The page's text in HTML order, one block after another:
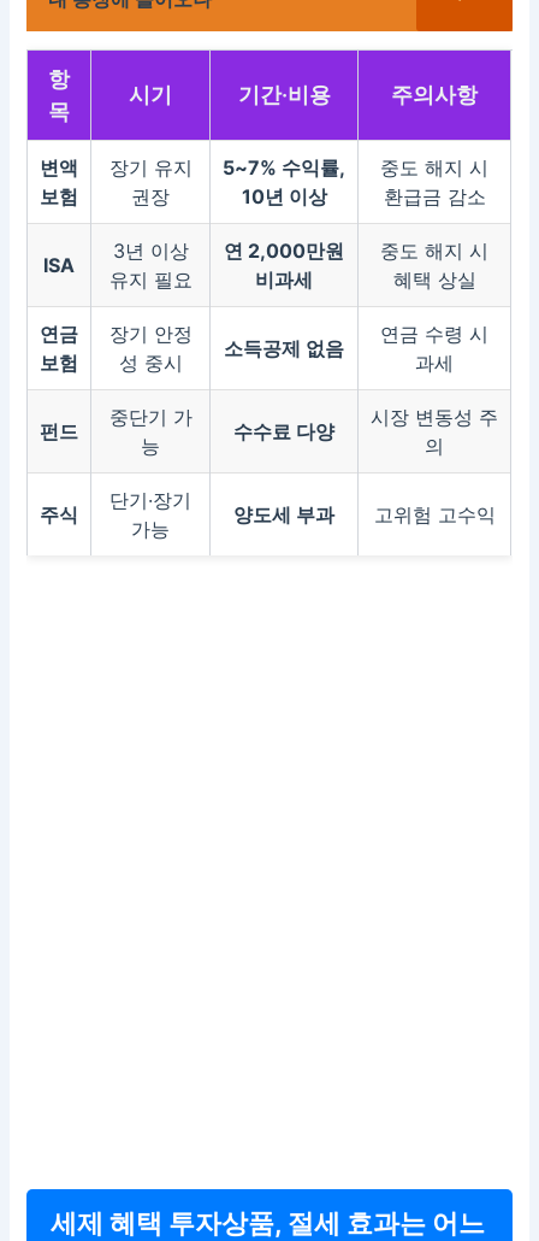
항
목
시기 기간·비용 주의사항
변액
보험
장기 유지
권장
5~7% 수익률,
10년 이상
중도 해지 시
환급금 감소
ISA
3년 이상
유지 필요
연 2,000만원
비과세
중도 해지 시
혜택 상실
연금
보험
장기 안정
성 중시
소득공제 없음
연금 수령 시
과세
펀드
중단기 가
능
수수료 다양
시장 변동성 주
의
주식
단기·장기
가능
양도세 부과 고위험 고수익
세제 혜택 투자상품, 절세 효과는 어느